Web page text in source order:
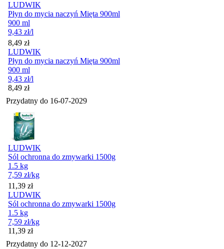
LUDWIK
Płyn do mycia naczyń Mięta 900ml
900 ml
9,43 zł/l
Cena
8,49 zł
LUDWIK
Płyn do mycia naczyń Mięta 900ml
900 ml
9,43 zł/l
Cena
8,49 zł
Przydatny do 16-07-2029
LUDWIK
Sól ochronna do zmywarki 1500g
1.5 kg
7,59 zł/kg
Cena
11,39 zł
LUDWIK
Sól ochronna do zmywarki 1500g
1.5 kg
7,59 zł/kg
Cena
11,39 zł
Przydatny do 12-12-2027